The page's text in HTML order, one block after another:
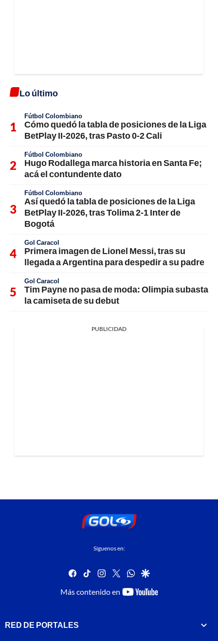
Lo último
Fútbol Colombiano
Cómo quedó la tabla de posiciones de la Liga
BetPlay II-2026, tras Pasto 0-2 Cali
Fútbol Colombiano
Hugo Rodallega marca historia en Santa Fe;
acá el contundente dato
Fútbol Colombiano
Así quedó la tabla de posiciones de la Liga
BetPlay II-2026, tras Tolima 2-1 Inter de
Bogotá
Gol Caracol
Primera imagen de Lionel Messi, tras su
llegada a Argentina para despedir a su padre
Gol Caracol
Tim Payne no pasa de moda: Olimpia subasta
la camiseta de su debut
PUBLICIDAD
Síguenos en:
facebook
tiktok instagram
twitterwhatsapp
google
Más contenido en
youtube-
RED DE PORTALES